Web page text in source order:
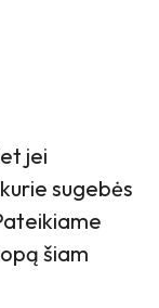
jei
sugebės
šiam